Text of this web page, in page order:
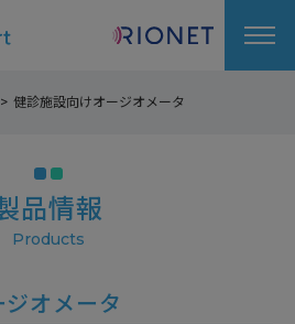
健診施設向けオージオメータ
品情報
オメータ